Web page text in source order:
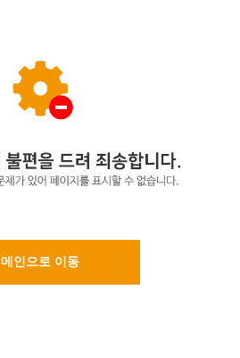
메인으로 이동